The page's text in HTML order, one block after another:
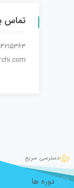
تماس
دسترسی سریع
دوره ها